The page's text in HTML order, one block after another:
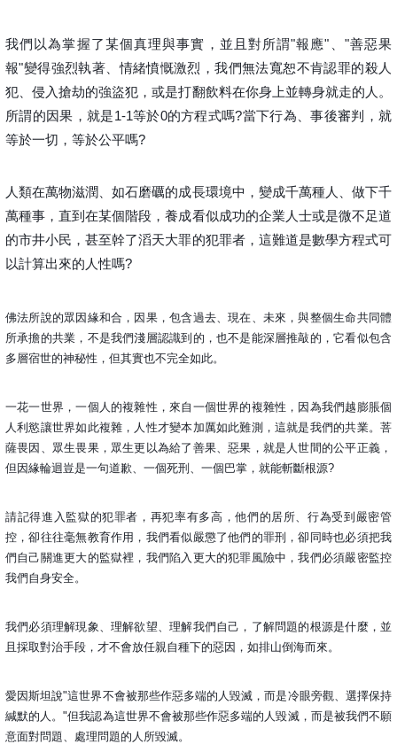
我們以為掌握了某個真理與事實，並且對所謂"報應"、"善惡果
報"變得強烈執著、情緒憤慨激烈，我們無法寬恕不肯認罪的殺人
犯、侵入搶劫的強盜犯，或是打翻飲料在你身上並轉身就走的人。
所謂的因果，就是1-1等於0的方程式嗎?當下行為、事後審判，就
等於一切，等於公平嗎?
人類在萬物滋潤、如石磨礪的成長環境中，變成千萬種人、做下千
萬種事，直到在某個階段，養成看似成功的企業人士或是微不足道
的市井小民，甚至幹了滔天大罪的犯罪者，這難道是數學方程式可
以計算出來的人性嗎?
佛法所說的眾因緣和合，因果，包含過去、現在、未來，與整個生命共同體
所承擔的共業，不是我們淺層認識到的，也不是能深層推敲的，它看似包含
多層宿世的神秘性，但其實也不完全如此。
一花一世界，一個人的複雜性，來自一個世界的複雜性，因為我們越膨脹個
人利慾讓世界如此複雜，人性才變本加厲如此難測，這就是我們的共業。菩
薩畏因、眾生畏果，眾生更以為給了善果、惡果，就是人世間的公平正義，
但因緣輪迴豈是一句道歉、一個死刑、一個巴掌，就能斬斷根源?
請記得進入監獄的犯罪者，再犯率有多高，他們的居所、行為受到嚴密管
控，卻往往毫無教育作用，我們看似嚴懲了他們的罪刑，卻同時也必須把我
們自己關進更大的監獄裡，我們陷入更大的犯罪風險中，我們必須嚴密監控
我們自身安全。
我們必須理解現象、理解欲望、理解我們自己，了解問題的根源是什麼，並
且採取對治手段，才不會放任親自種下的惡因，如排山倒海而來。
愛因斯坦說"這世界不會被那些作惡多端的人毀滅，而是冷眼旁觀、選擇保持
緘默的人。"但我認為這世界不會被那些作惡多端的人毀滅，而是被我們不願
意面對問題、處理問題的人所毀滅。